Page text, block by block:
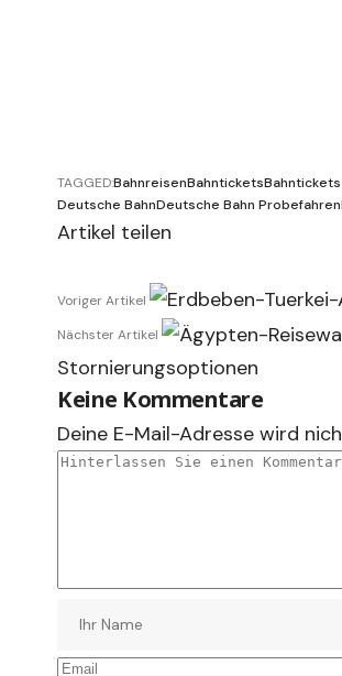
TAGGED:BahnreisenBahntickets
Deutsche BahnDeutsche Bahn Probefahren
Artikel teilen
Voriger Artikel
Nächster Artikel
Stornierungsoptionen
Keine Kommentare
Deine E-Mail-Adresse wird